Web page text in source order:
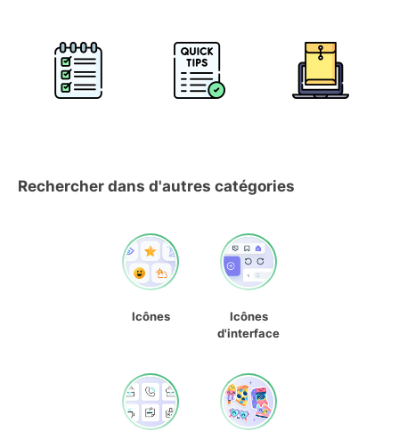
Rechercher dans d'autres catégories
Icônes
Icônes
d'interface